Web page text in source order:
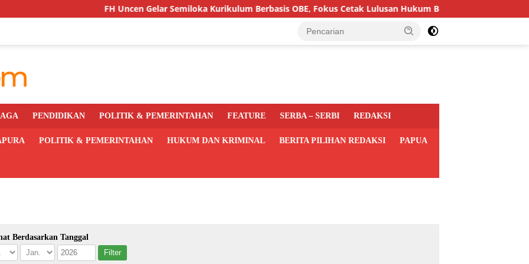
FH Uncen Gelar Semiloka Kurikulum Berbasis OBE, Fokus Cetak Lulusan Hukum Berdaya Saing
PENDIDIKAN POLITIK & PEMERINTAHAN FEATURE SERBA – SERBI REDAKSI
POLITIK & PEMERINTAHAN HUKUM DAN KRIMINAL BERITA PILIHAN REDAKSI PAPUA
Berdasarkan Tanggal